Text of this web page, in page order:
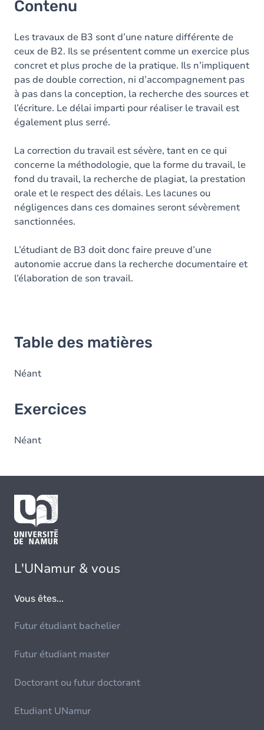
Contenu
Les travaux de B3 sont d’une nature différente de
ceux de B2. Ils se présentent comme un exercice plus
concret et plus proche de la pratique. Ils n’impliquent
pas de double correction, ni d’accompagnement pas
à pas dans la conception, la recherche des sources et
l’écriture. Le délai imparti pour réaliser le travail est
également plus serré.
La correction du travail est sévère, tant en ce qui
concerne la méthodologie, que la forme du travail, le
fond du travail, la recherche de plagiat, la prestation
orale et le respect des délais. Les lacunes ou
négligences dans ces domaines seront sévèrement
sanctionnées.
L’étudiant de B3 doit donc faire preuve d’une
autonomie accrue dans la recherche documentaire et
l’élaboration de son travail.
Table des matières
Néant
Exercices
Néant
L'UNamur & vous
Vous êtes...
Futur étudiant bachelier
Futur étudiant master
Doctorant ou futur doctorant
Etudiant UNamur